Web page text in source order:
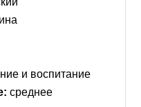
и воспитание
среднее